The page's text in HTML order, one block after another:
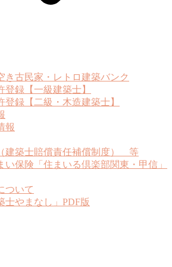
き古民家・レトロ建築バンク
登録【一級建築士】
登録【二級・木造建築士】
報
建築士賠償責任補償制度） 等
い保険「住まいる倶楽部関東・甲信」
ついて
士やまなし」PDF版